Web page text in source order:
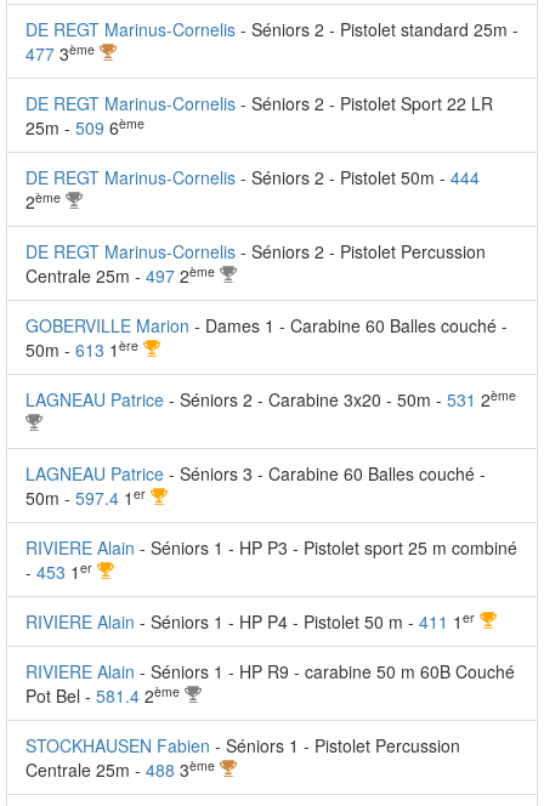
DE REGT Marinus-Cornelis - Séniors 2 - Pistolet standard 25m -
477 3ème
DE REGT Marinus-Cornelis - Séniors 2 - Pistolet Sport 22 LR
25m - 509 6ème
DE REGT Marinus-Cornelis - Séniors 2 - Pistolet 50m - 444
2ème
DE REGT Marinus-Cornelis - Séniors 2 - Pistolet Percussion
Centrale 25m - 497 2ème
GOBERVILLE Marion - Dames 1 - Carabine 60 Balles couché -
50m - 613 1 ère
LAGNEAU Patrice - Séniors 2 - Carabine 3x20 - 50m - 531 2ème
LAGNEAU Patrice - Séniors 3 - Carabine 60 Balles couché -
50m - 597.4 1 er
RIVIERE Alain - Séniors 1 - HP P3 - Pistolet sport 25 m combiné
- 453 1 er
RIVIERE Alain - Séniors 1 - HP P4 - Pistolet 50 m - 411 1 er
RIVIERE Alain - Séniors 1 - HP R9 - carabine 50 m 60B Couché
Pot Bel - 581.4 2ème
STOCKHAUSEN Fabien - Séniors 1 - Pistolet Percussion
Centrale 25m - 488 3ème